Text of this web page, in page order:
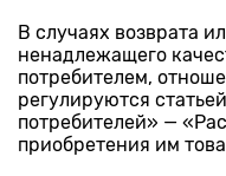
В случаях возврата
ненадлежащего
потребителем,
регулируются
потребителей» —
приобретения им